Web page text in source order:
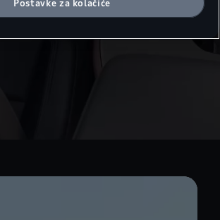
Postavke za kolačiće